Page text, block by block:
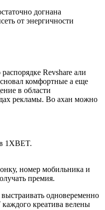
догнана
от энергичности
Revshare али
комфортные а еще
в области
рекламы. Во ахан можно
1XBET.
номер мобильника и
премия.
одновеременно
креатива велены